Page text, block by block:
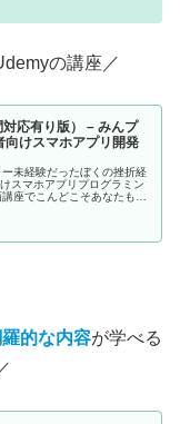
の講座／
応有り版） – みんプ
向けスマホアプリ開発
未経験だったぼくの挫折経
スマホアプリプログラミン
座でこんどこそあなたもス
的な内容が学べる